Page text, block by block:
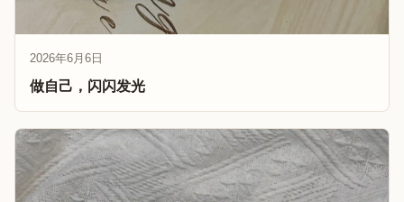
2026年6月6日
做自己，闪闪发光